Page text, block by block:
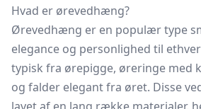
Hvad er ørevedhæng?
Ørevedhæng er en populær type
elegance og personlighed til
typisk fra ørepigge, øreringe med
og falder elegant fra øret. Disse